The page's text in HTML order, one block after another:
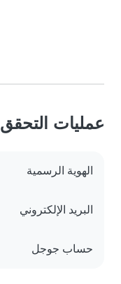
عمليات التحقق
الهوية الرسمية
البريد الإلكتروني
حساب جوجل